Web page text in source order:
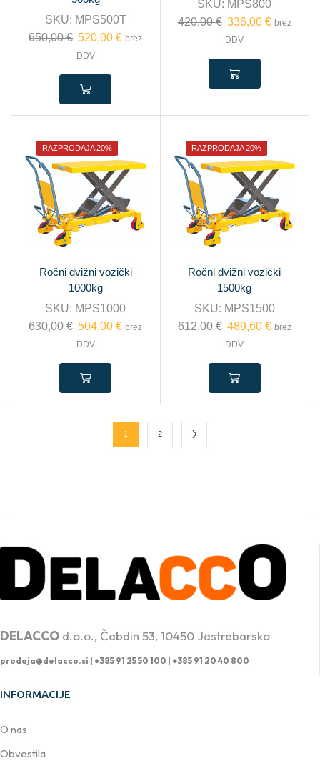
SKU: MPS500T
650,00€ 520,00€ brez
DDV
SKU: MPS800
420,00€ 336,00 € brez
DDV
RAZPRODAJA 20%
Ročni dvižni vozički
1000kg
SKU: MPS1000
630,00€ 504,00€ brez
DDV
RAZPRODAJA 20%
Ročni dvižni vozički
1500kg
SKU: MPS1500
612,00€ 489,60 € brez
DDV
1 2
DELACCO d.o.o., Čabdin 53, 10450 Jastrebarsko
prodaja@delacco.si | +385 91 25 50 100 | +385 91 20 40 800
INFORMACIJE
O nas
Obvestila